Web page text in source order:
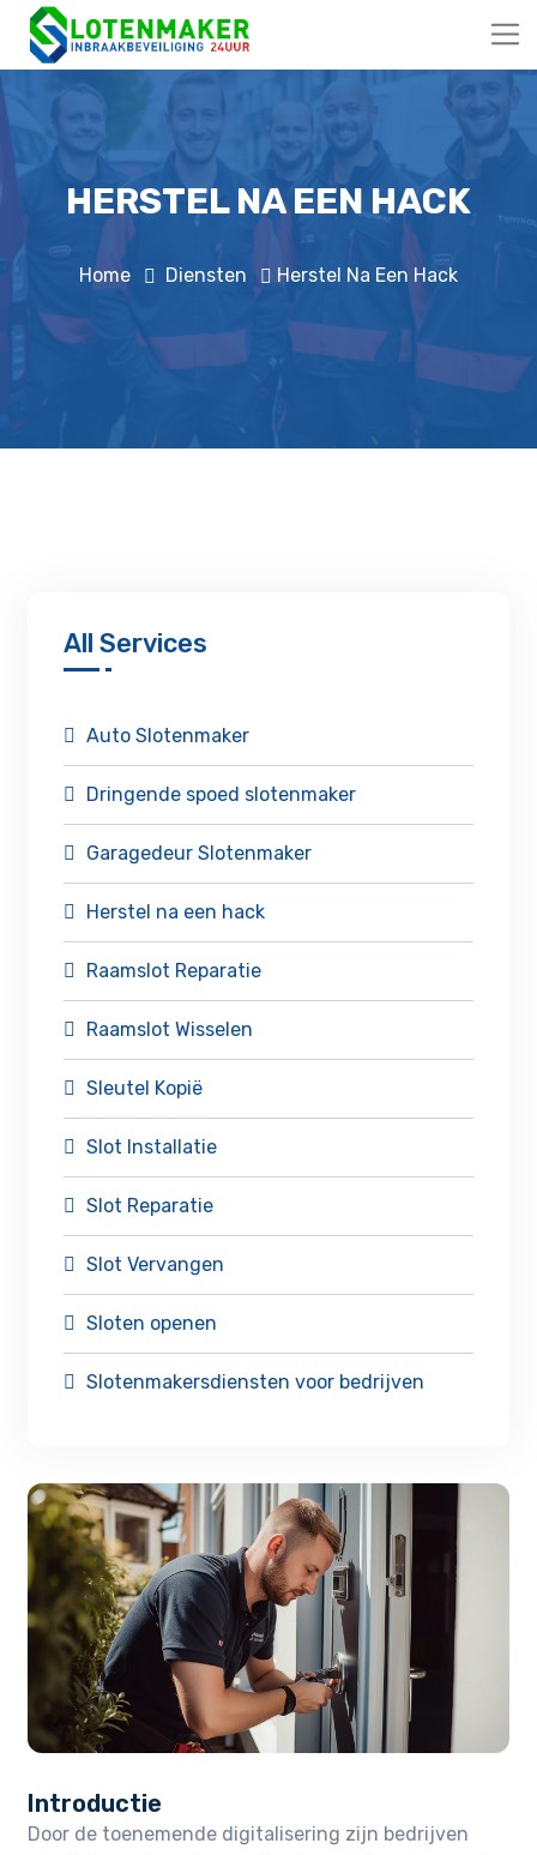
HERSTEL NA EEN HACK
Home Diensten Herstel Na Een Hack
All Services
Auto Slotenmaker
Dringende spoed slotenmaker
Garagedeur Slotenmaker
Herstel na een hack
Raamslot Reparatie
Raamslot Wisselen
Sleutel Kopië
Slot Installatie
Slot Reparatie
Slot Vervangen
Sloten openen
Slotenmakersdiensten voor bedrijven
Introductie
Door de toenemende digitalisering zijn bedrijven